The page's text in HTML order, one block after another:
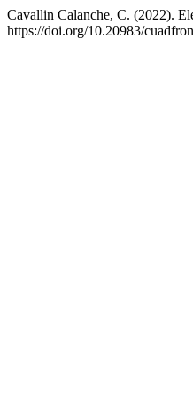
Cavallin Calanche, C. (2022).
https://doi.org/10.20983/